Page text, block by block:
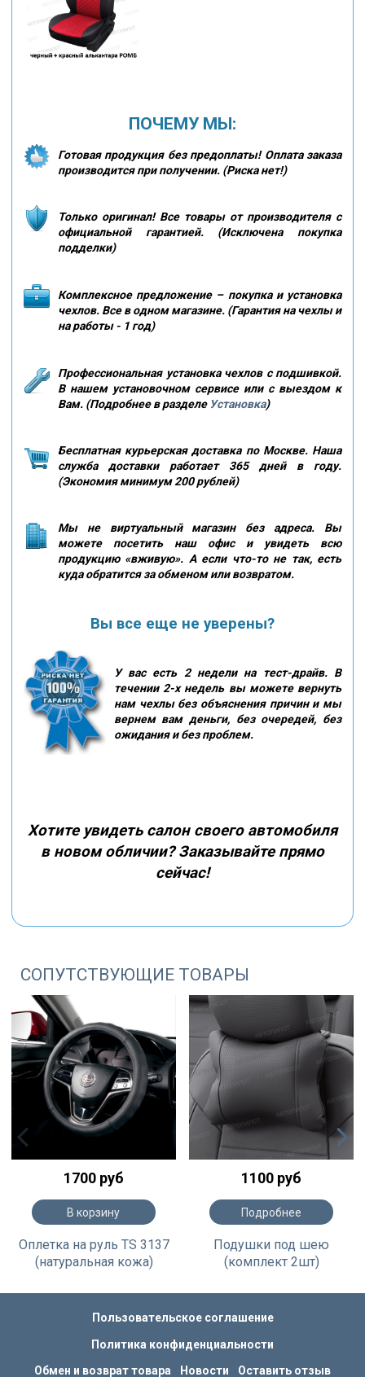
ПОЧЕМУ МЫ:
Готовая продукция без предоплаты! Оплата заказа
производится при получении. (Риска нет!)
Только оригинал! Все товары от производителя с
официальной гарантией. (Исключена покупка
подделки)
Комплексное предложение – покупка и установка
чехлов. Все в одном магазине. (Гарантия на чехлы и
на работы - 1 год)
Профессиональная установка чехлов с подшивкой.
В нашем установочном сервисе или с выездом к
Вам. (Подробнее в разделе Установка)
Бесплатная курьерская доставка по Москве. Наша
служба доставки работает 365 дней в году.
(Экономия минимум 200 рублей)
Мы не виртуальный магазин без адреса. Вы
можете посетить наш офис и увидеть всю
продукцию «вживую». А если что-то не так, есть
куда обратится за обменом или возвратом.
Вы все еще не уверены?
У вас есть 2 недели на тест-драйв. В
течении 2-х недель вы можете вернуть
нам чехлы без объяснения причин и мы
вернем вам деньги, без очередей, без
ожидания и без проблем.
Хотите увидеть салон своего автомобиля
в новом обличии? Заказывайте прямо
сейчас!
СОПУТСТВУЮЩИЕ ТОВАРЫ
1700 руб
В корзину
Оплетка на руль TS 3137
(натуральная кожа)
1100 руб
Подробнее
Подушки под шею
(комплект 2шт)
Пользовательское соглашение
Политика конфиденциальности
Обмен и возврат товара Новости Оставить отзыв